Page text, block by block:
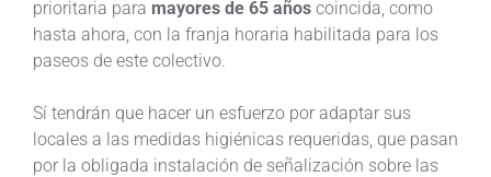
prioritaria para mayores de 65 años coincida, como
hasta ahora, con la franja horaria habilitada para los
paseos de este colectivo.
Sí tendrán que hacer un esfuerzo por adaptar sus
locales a las medidas higiénicas requeridas, que pasan
por la obligada instalación de señalización sobre las